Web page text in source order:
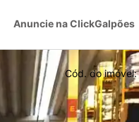
Anuncie na ClickGalpões
Cód. do imóvel: